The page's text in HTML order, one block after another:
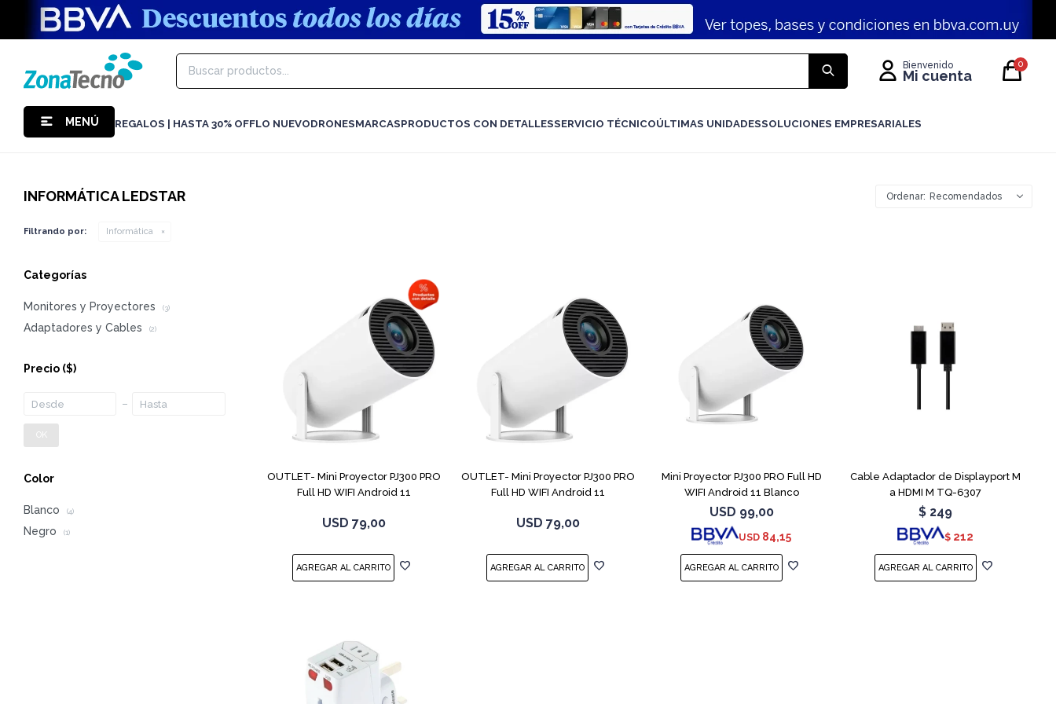
MENÚ REGALOS | HASTA 30% OFFLO NUEVODRONESMARCASPRODUCTOS CON DETALLESSERVICIO TÉCNICOÚLTIMAS UNIDADESSOLUCIONES EMPRESARIALES
0
INFORMÁTICA LEDSTAR Recomendados
Filtrando por: Informática
OUTLET- Mini Proyector PJ300 PRO
Full HD WIFI Android 11
USD 79,00
OUTLET- Mini Proyector PJ300 PRO
Full HD WIFI Android 11
USD 79,00
Mini Proyector PJ300 PRO Full HD
WIFI Android 11 Blanco
USD 99,00
USD 84,15
Cable Adaptador de Displayport M
a HDMI M TQ-6307
$ 249
$ 212
Categorías
Monitores y Proyectores (3)
Adaptadores y Cables (2)
Precio ($)
OK
Color
Blanco (4)
Negro (1)